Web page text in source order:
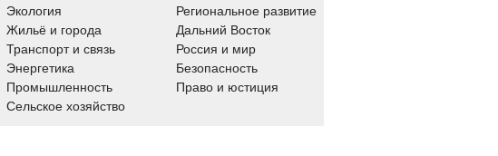
Экология
Жильё и города
Транспорт и связь
Энергетика
Промышленность
Сельское хозяйство
Региональное развитие
Дальний Восток
Россия и мир
Безопасность
Право и юстиция